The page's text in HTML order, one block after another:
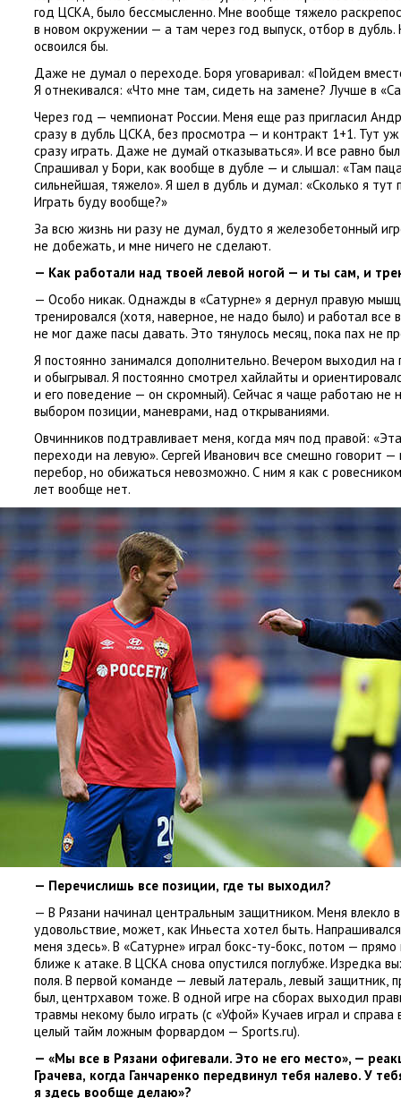
год ЦСКА, было бессмысленно. Мне вообще тяжело
в новом окружении — а там через год выпуск, отбор в
освоился бы.
Даже не думал о переходе. Боря уговаривал: «Пойдем
Я отнекивался: «Что мне там, сидеть на замене? Лучше в
Через год — чемпионат России. Меня еще раз пригласил
сразу в дубль ЦСКА, без просмотра — и контракт 1+1. Тут
сразу играть. Даже не думай отказываться». И все равно
Спрашивал у Бори, как вообще в дубле — и слышал: «Там
сильнейшая, тяжело». Я шел в дубль и думал: «Сколько я тут
Играть буду вообще?»
За всю жизнь ни разу не думал, будто я железобетонный
не добежать, и мне ничего не сделают.
— Как работали над твоей левой ногой — и ты сам, и
— Особо никак. Однажды в «Сатурне» я дернул правую
тренировался (хотя, наверное, не надо было) и работал все
не мог даже пасы давать. Это тянулось месяц, пока пах не
Я постоянно занимался дополнительно. Вечером выходил на
и обыгрывал. Я постоянно смотрел хайлайты и
и его поведение — он скромный). Сейчас я чаще работаю не
выбором позиции, маневрами, над открываниями.
Овчинников подтравливает меня, когда мяч под правой:
переходи на левую». Сергей Иванович все смешно говорит
перебор, но обижаться невозможно. С ним я как с
лет вообще нет.
— Перечислишь все позиции, где ты выходил?
— В Рязани начинал центральным защитником. Меня влекло
удовольствие, может, как Иньеста хотел быть.
меня здесь». В «Сатурне» играл бокс-ту-бокс, потом —
ближе к атаке. В ЦСКА снова опустился поглубже. Изредка
поля. В первой команде — левый латераль, левый защитник,
был, центрхавом тоже. В одной игре на сборах выходил
травмы некому было играть (с «Уфой» Кучаев играл и справа
целый тайм ложным форвардом — Sports.ru).
— «Мы все в Рязани офигевали. Это не его место», —
Грачева, когда Ганчаренко передвинул тебя налево. У
я здесь вообще делаю»?